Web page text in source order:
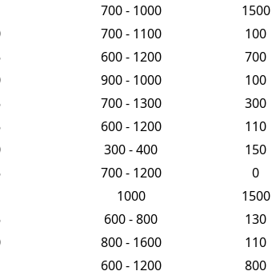
700 - 1000 1500
700 - 1100 100
600 - 1200 700
900 - 1000 100
700 - 1300 300
600 - 1200 110
300 - 400 150
700 - 1200 0
1000 1500
600 - 800 130
800 - 1600 110
600 - 1200 800